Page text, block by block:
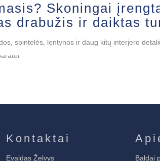
Skoningai
drabužis ir daiktas
spintelės, lentynos ir daug kitų interjero
Kontaktai
Evaldas Želvys Baldai